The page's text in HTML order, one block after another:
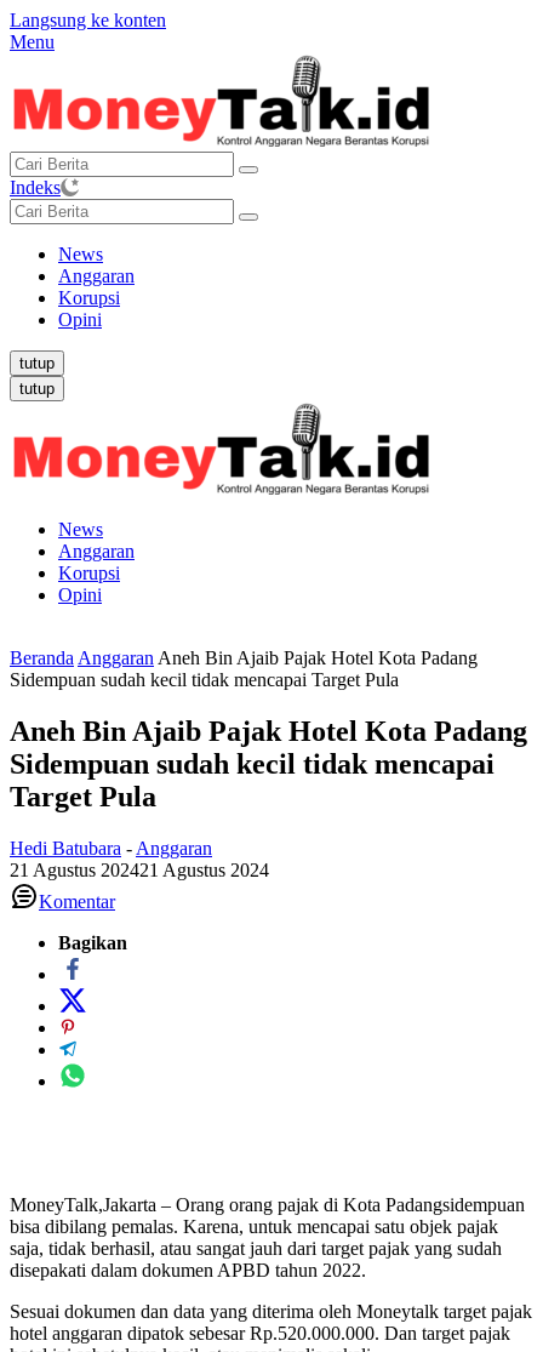
Langsung ke konten
Menu
Indeks
News
Anggaran
Korupsi
Opini
tutup
tutup
News
Anggaran
Korupsi
Opini
Beranda Anggaran Aneh Bin Ajaib Pajak Hotel Kota Padang
Sidempuan sudah kecil tidak mencapai Target Pula
Aneh Bin Ajaib Pajak Hotel Kota Padang
Sidempuan sudah kecil tidak mencapai
Target Pula
Hedi Batubara - Anggaran
21 Agustus 202421 Agustus 2024
Komentar
Bagikan
MoneyTalk,Jakarta – Orang orang pajak di Kota Padangsidempuan
bisa dibilang pemalas. Karena, untuk mencapai satu objek pajak
saja, tidak berhasil, atau sangat jauh dari target pajak yang sudah
disepakati dalam dokumen APBD tahun 2022.
Sesuai dokumen dan data yang diterima oleh Moneytalk target pajak
hotel anggaran dipatok sebesar Rp.520.000.000. Dan target pajak